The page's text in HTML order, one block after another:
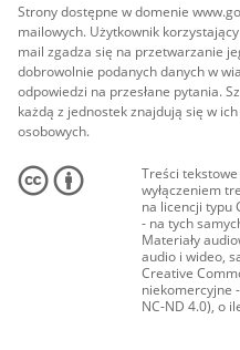
Strony dostępne w domenie
mailowych. Użytkownik
mail zgadza się na przetwarzanie
dobrowolnie podanych danych w
odpowiedzi na przesłane pytania.
każdą z jednostek znajdują się w
osobowych.
Treści
wyłączeniem
na licencji typu
- na tych
Materiały
audio i wideo,
Creative
niekomercyjne
NC-ND 4.0), o